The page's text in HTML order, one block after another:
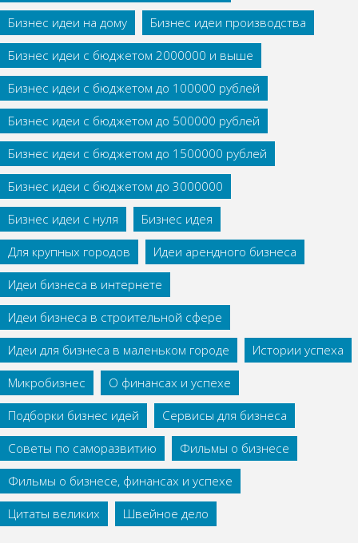
Бизнес идеи на дому
Бизнес идеи производства
Бизнес идеи с бюджетом 2000000 и выше
Бизнес идеи с бюджетом до 100000 рублей
Бизнес идеи с бюджетом до 500000 рублей
Бизнес идеи с бюджетом до 1500000 рублей
Бизнес идеи с бюджетом до 3000000
Бизнес идеи с нуля
Бизнес идея
Для крупных городов
Идеи арендного бизнеса
Идеи бизнеса в интернете
Идеи бизнеса в строительной сфере
Идеи для бизнеса в маленьком городе
Истории успеха
Микробизнес
О финансах и успехе
Подборки бизнес идей
Сервисы для бизнеса
Советы по саморазвитию
Фильмы о бизнесе
Фильмы о бизнесе, финансах и успехе
Цитаты великих
Швейное дело